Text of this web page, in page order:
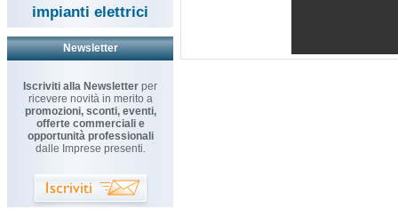
impianti elettrici
Newsletter
Iscriviti alla Newsletter per
ricevere novità in merito a
promozioni, sconti, eventi,
offerte commerciali e
opportunità professionali
dalle Imprese presenti.